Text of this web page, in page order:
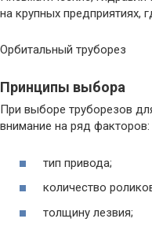
на крупных предприятиях,
Орбитальный труборез
Принципы выбора
При выборе труборезов
внимание на ряд факторов:
тип привода;
количество
толщину лезвия;